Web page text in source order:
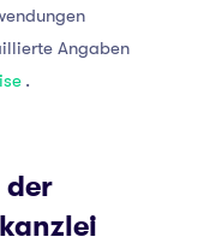
Angaben
.
der